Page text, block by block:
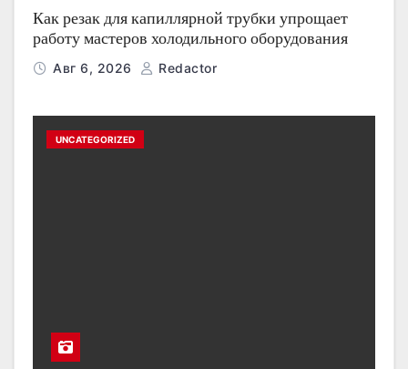
Как резак для капиллярной трубки упрощает
работу мастеров холодильного оборудования
Авг 6, 2026 Redactor
UNCATEGORIZED